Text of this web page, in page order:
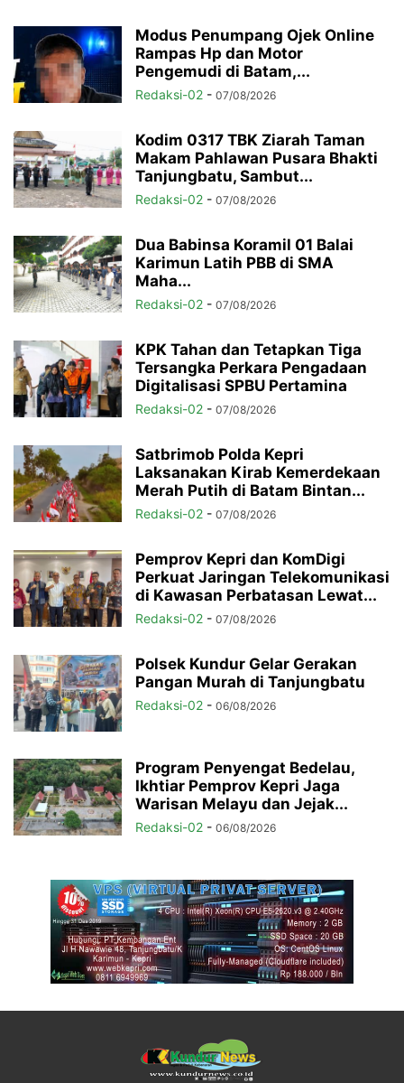
Modus Penumpang Ojek Online
Rampas Hp dan Motor
Pengemudi di Batam,...
Redaksi-02 - 07/08/2026
Kodim 0317 TBK Ziarah Taman
Makam Pahlawan Pusara Bhakti
Tanjungbatu, Sambut...
Redaksi-02 - 07/08/2026
Dua Babinsa Koramil 01 Balai
Karimun Latih PBB di SMA
Maha...
Redaksi-02 - 07/08/2026
KPK Tahan dan Tetapkan Tiga
Tersangka Perkara Pengadaan
Digitalisasi SPBU Pertamina
Redaksi-02 - 07/08/2026
Satbrimob Polda Kepri
Laksanakan Kirab Kemerdekaan
Merah Putih di Batam Bintan...
Redaksi-02 - 07/08/2026
Pemprov Kepri dan KomDigi
Perkuat Jaringan Telekomunikasi
di Kawasan Perbatasan Lewat...
Redaksi-02 - 07/08/2026
Polsek Kundur Gelar Gerakan
Pangan Murah di Tanjungbatu
Redaksi-02 - 06/08/2026
Program Penyengat Bedelau,
Ikhtiar Pemprov Kepri Jaga
Warisan Melayu dan Jejak...
Redaksi-02 - 06/08/2026